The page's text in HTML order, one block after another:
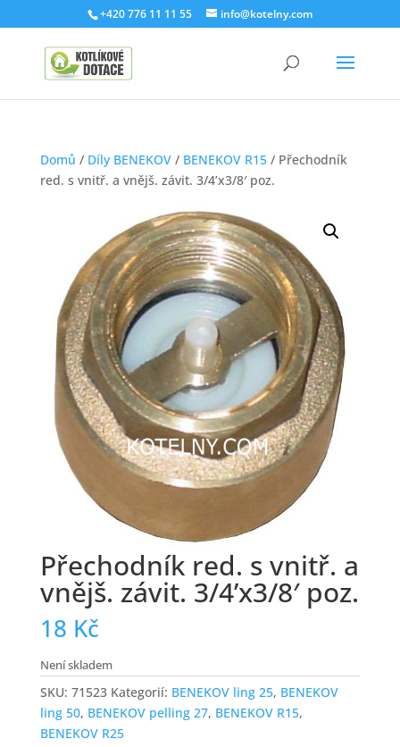
+420 776 11 11 55 info@kotelny.com
Domů / Díly BENEKOV/ BENEKOV R15/ Přechodník
red. s vnitř. a vnějš. závit. 3/4’x3/8′ poz.
Přechodník red. s vnitř. a
vnějš. závit. 3/4’x3/8′ poz.
18 Kč
Není skladem
SKU: 71523 Kategorií: BENEKOV ling 25, BENEKOV
ling 50, BENEKOV pelling 27, BENEKOV R15,
BENEKOV R25